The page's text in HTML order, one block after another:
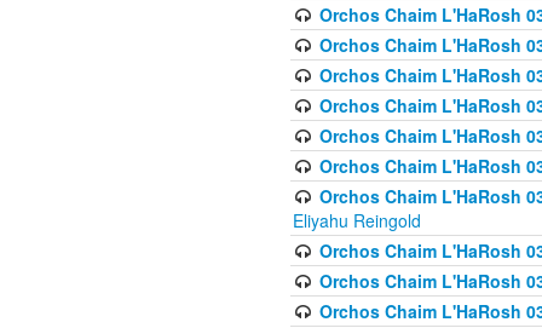
Orchos Chaim L'HaRosh
Orchos Chaim L'HaRosh
Orchos Chaim L'HaRosh
Orchos Chaim L'HaRosh
Orchos Chaim L'HaRosh
Orchos Chaim L'HaRosh
Orchos Chaim L'HaRosh
Eliyahu Reingold
Orchos Chaim L'HaRosh
Orchos Chaim L'HaRosh
Orchos Chaim L'HaRosh